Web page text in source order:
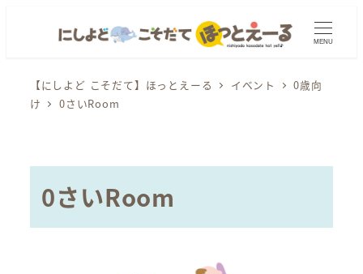
MENU
【にしよど こそだて】ほっとえーる イベント
0歳向
け
0さいRoom
0さいRoom